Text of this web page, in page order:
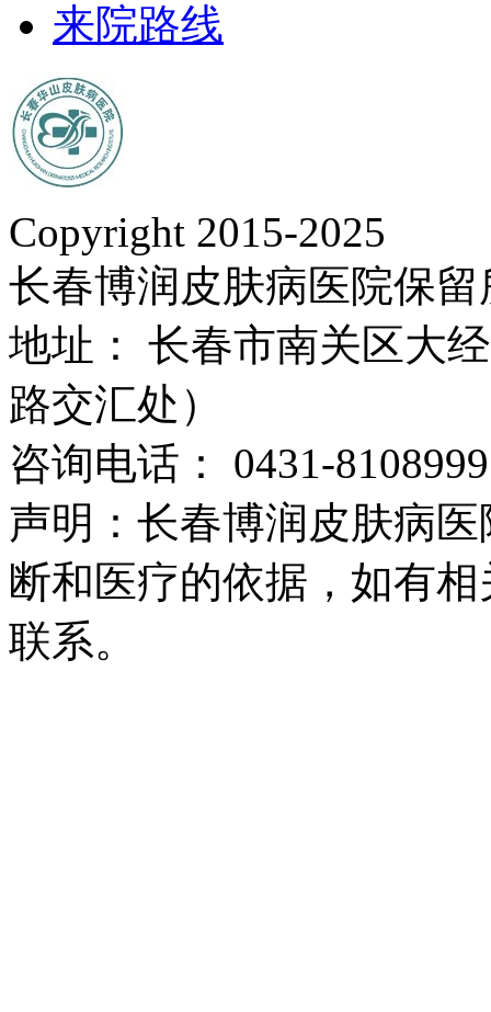
来院路线
Copyright 2015-2025
长春博润皮肤病医院保
地址： 长春市南关区大
路交汇处）
咨询电话： 0431-
声明：长春博润皮肤病
断和医疗的依据，如有
联系。